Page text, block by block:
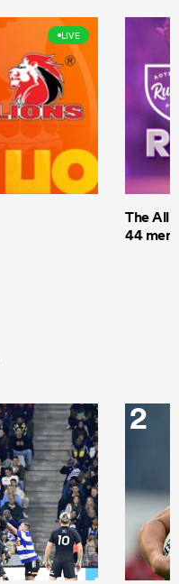
LIVE
The All
44 men
2